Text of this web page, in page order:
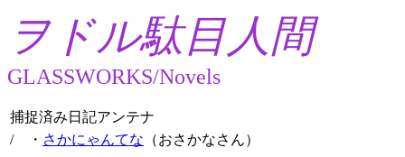
ヲドル駄目人間
GLASSWORKS/Novels
捕捉済み日記アンテナ
/ ・ さかにゃんてな （おさかなさん）